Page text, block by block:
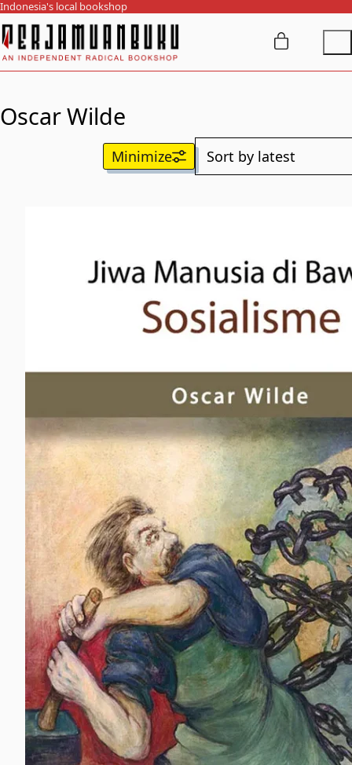
Indonesia's local bookshop
Oscar Wilde